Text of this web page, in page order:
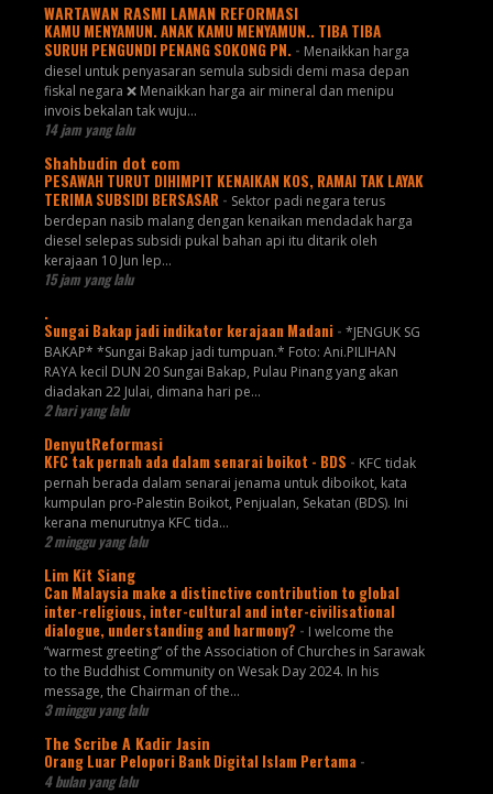
WARTAWAN RASMI LAMAN REFORMASI
KAMU MENYAMUN. ANAK KAMU MENYAMUN.. TIBA TIBA
SURUH PENGUNDI PENANG SOKONG PN. - Menaikkan harga
diesel untuk penyasaran semula subsidi demi masa depan
fiskal negara ❌ Menaikkan harga air mineral dan menipu
invois bekalan tak wuju...
14 jam yang lalu
Shahbudin dot com
PESAWAH TURUT DIHIMPIT KENAIKAN KOS, RAMAI TAK LAYAK
TERIMA SUBSIDI BERSASAR - Sektor padi negara terus
berdepan nasib malang dengan kenaikan mendadak harga
diesel selepas subsidi pukal bahan api itu ditarik oleh
kerajaan 10 Jun lep...
15 jam yang lalu
.
Sungai Bakap jadi indikator kerajaan Madani - *JENGUK SG
BAKAP* *Sungai Bakap jadi tumpuan.* Foto: Ani.PILIHAN
RAYA kecil DUN 20 Sungai Bakap, Pulau Pinang yang akan
diadakan 22 Julai, dimana hari pe...
2 hari yang lalu
DenyutReformasi
KFC tak pernah ada dalam senarai boikot - BDS - KFC tidak
pernah berada dalam senarai jenama untuk diboikot, kata
kumpulan pro-Palestin Boikot, Penjualan, Sekatan (BDS). Ini
kerana menurutnya KFC tida...
2 minggu yang lalu
Lim Kit Siang
Can Malaysia make a distinctive contribution to global
inter-religious, inter-cultural and inter-civilisational
dialogue, understanding and harmony? - I welcome the
“warmest greeting” of the Association of Churches in Sarawak
to the Buddhist Community on Wesak Day 2024. In his
message, the Chairman of the...
3 minggu yang lalu
The Scribe A Kadir Jasin
Orang Luar Pelopori Bank Digital Islam Pertama -
4 bulan yang lalu